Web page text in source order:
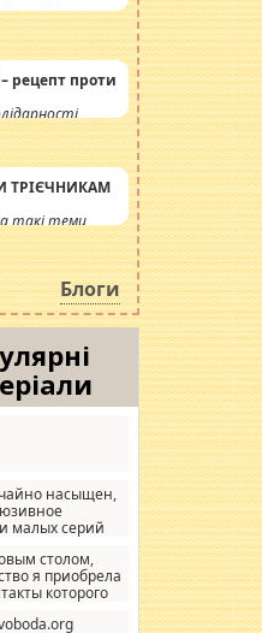
рецепт проти
ТРІЄЧНИКАМ
такі теми,
сьогоднішні
питання.
Блоги
насыщен,
малых серий
в MebelOk,
в порядке,
а это не
столом,
я приобрела
которого